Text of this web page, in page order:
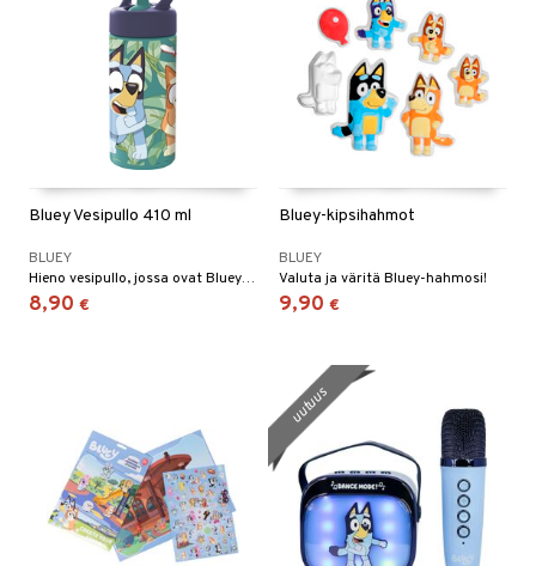
Bluey Vesipullo 410 ml
BLUEY
Hieno vesipullo, jossa ovat Bluey ja Bingo lehtien keskellä.
8,90 €
Bluey-kipsihahmot
BLUEY
Valuta ja väritä Bluey-hahmosi!
9,90 €
uutuus